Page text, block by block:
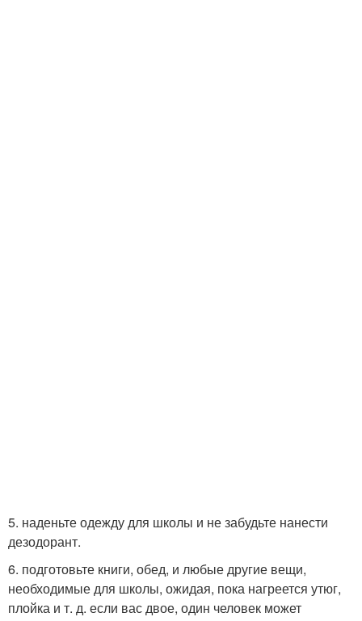
5. наденьте одежду для школы и не забудьте нанести
дезодорант.
6. подготовьте книги, обед, и любые другие вещи,
необходимые для школы, ожидая, пока нагреется утюг,
плойка и т. д. если вас двое, один человек может